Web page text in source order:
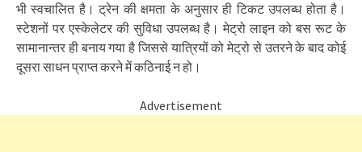
भी स्वचालित है। ट्रेन की क्षमता के अनुसार ही टिकट उपलब्ध होता है।
स्टेशनों पर एस्केलेटर की सुविधा उपलब्ध है। मेट्रो लाइन को बस रूट के
सामानान्तर ही बनाय गया है जिससे यात्रियों को मेट्रो से उतरने के बाद कोई
दूसरा साधन प्राप्त करने में कठिनाई न हो।
Advertisement